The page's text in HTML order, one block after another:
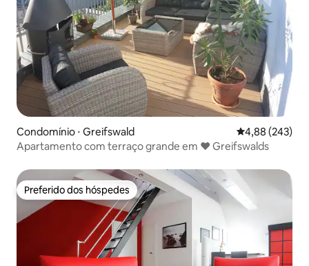
Condomínio ⋅ Greifswald 4,88 de uma
4,88 (243)
Apartamento com terraço grande em ❤ Greifswalds
Preferido dos hóspedes
Preferido dos hóspedes